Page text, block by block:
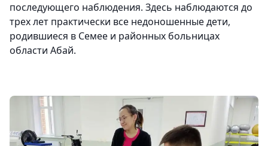
последующего наблюдения. Здесь наблюдаются до
трех лет практически все недоношенные дети,
родившиеся в Семее и районных больницах
области Абай.